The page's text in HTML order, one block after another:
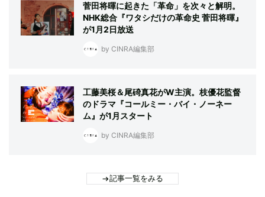
菅田将暉に起きた「革命」を次々と解明。
NHK総合『ワタシだけの革命史 菅田将暉』
が1月2日放送
by CINRA編集部
工藤美桜＆尾碕真花がW主演。枝優花監督
のドラマ『コールミー・バイ・ノーネー
ム』が1月スタート
by CINRA編集部
記事一覧をみる